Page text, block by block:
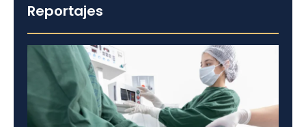
Reportajes